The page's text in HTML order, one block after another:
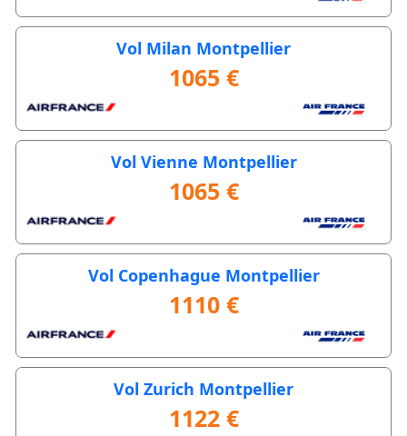
Vol Milan Montpellier
1065 €
Vol Vienne Montpellier
1065 €
Vol Copenhague Montpellier
1110 €
Vol Zurich Montpellier
1122 €